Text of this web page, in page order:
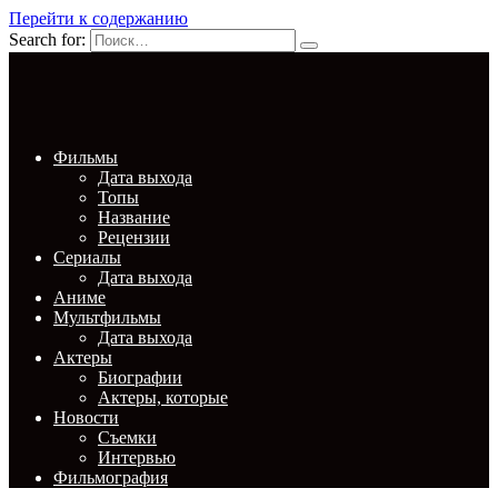
Перейти к содержанию
Search for:
Фильмы
Дата выхода
Топы
Название
Рецензии
Сериалы
Дата выхода
Аниме
Мультфильмы
Дата выхода
Актеры
Биографии
Актеры, которые
Новости
Съемки
Интервью
Фильмография